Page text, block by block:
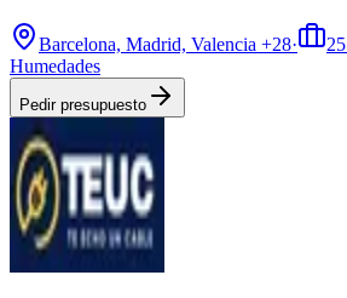
Barcelona, Madrid, Valencia +28· 25
Humedades
Pedir presupuesto